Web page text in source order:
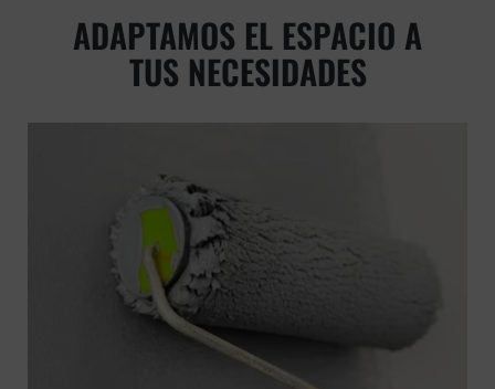
ADAPTAMOS EL ESPACIO A
TUS NECESIDADES